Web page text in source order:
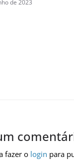
de 2023
fazer o login para